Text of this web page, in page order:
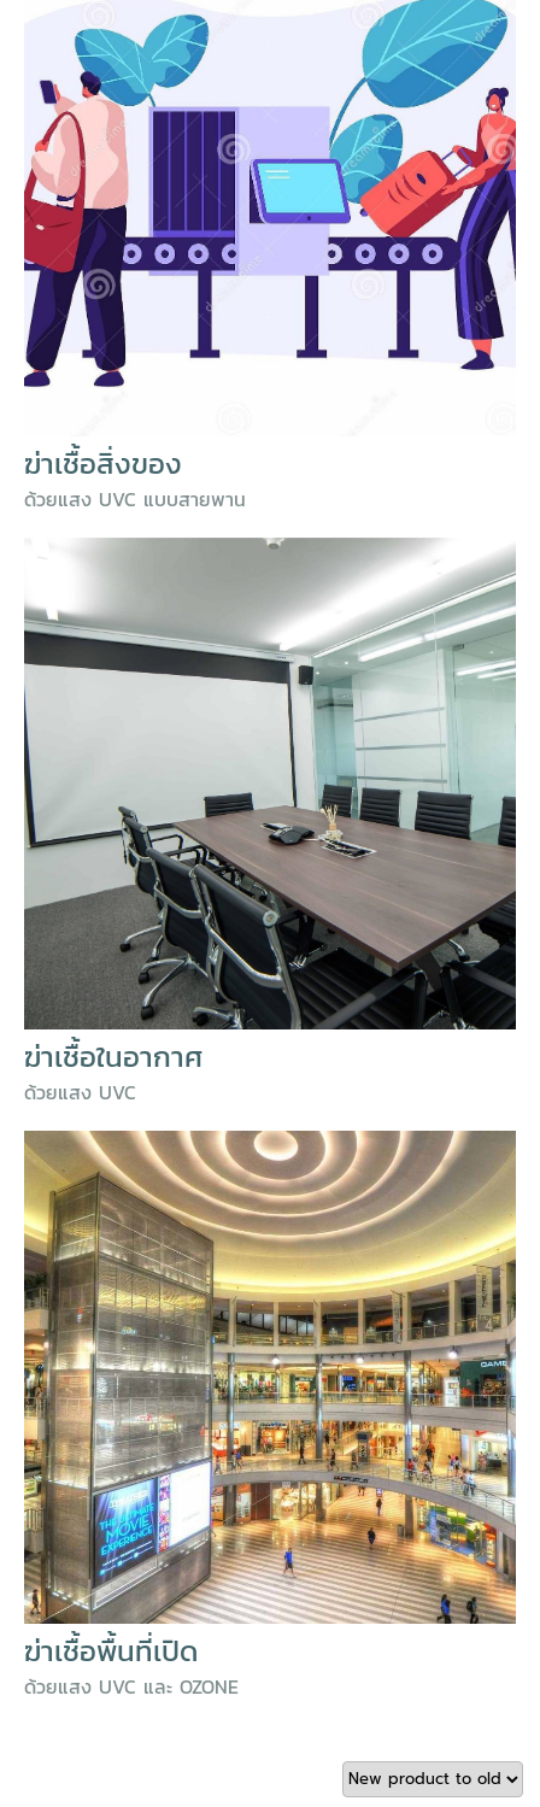
ฆ่าเชื้อสิ่งของ
ด้วยแสง UVC แบบสายพาน
ฆ่าเชื้อในอากาศ
ด้วยแสง UVC
ฆ่าเชื้อพื้นที่เปิด
ด้วยแสง UVC และ OZONE